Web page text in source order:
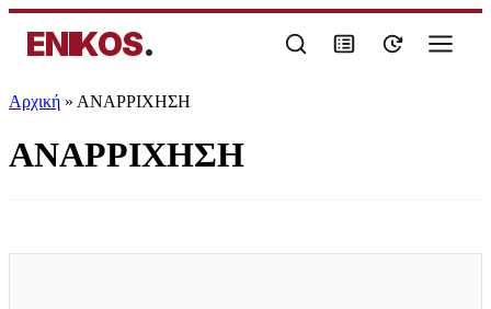
ENIKOS.
Αρχική » ΑΝΑΡΡΙΧΗΣΗ
ΑΝΑΡΡΙΧΗΣΗ